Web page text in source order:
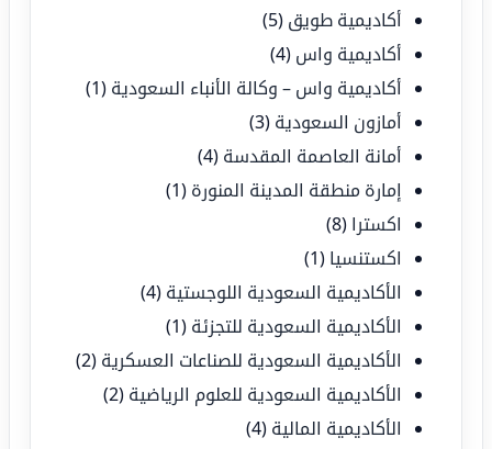
أكاديمية طويق (5)
أكاديمية واس (4)
أكاديمية واس – وكالة الأنباء السعودية (1)
أمازون السعودية (3)
أمانة العاصمة المقدسة (4)
إمارة منطقة المدينة المنورة (1)
اكسترا (8)
اكستنسيا (1)
الأكاديمية السعودية اللوجستية (4)
الأكاديمية السعودية للتجزئة (1)
الأكاديمية السعودية للصناعات العسكرية (2)
الأكاديمية السعودية للعلوم الرياضية (2)
الأكاديمية المالية (4)